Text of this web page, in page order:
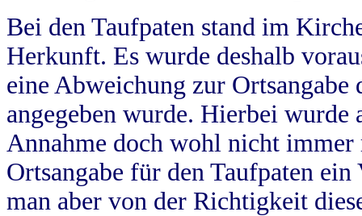
Bei den Taufpaten stand im
Herkunft. Es wurde deshalb
eine Abweichung zur
angegeben wurde. Hierbei wurde
Annahme doch wohl nicht
Ortsangabe für den Taufpaten
man aber von der Richtigkeit